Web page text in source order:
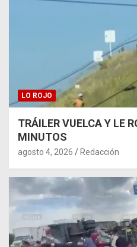
LO ROJO
TRÁILER VUELCA Y LE
MINUTOS
agosto 4, 2026 Redacción